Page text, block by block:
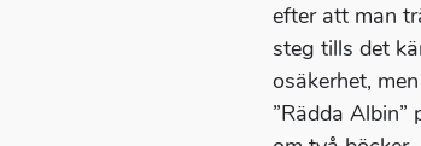
efter att man
steg tills det
osäkerhet,
”Rädda